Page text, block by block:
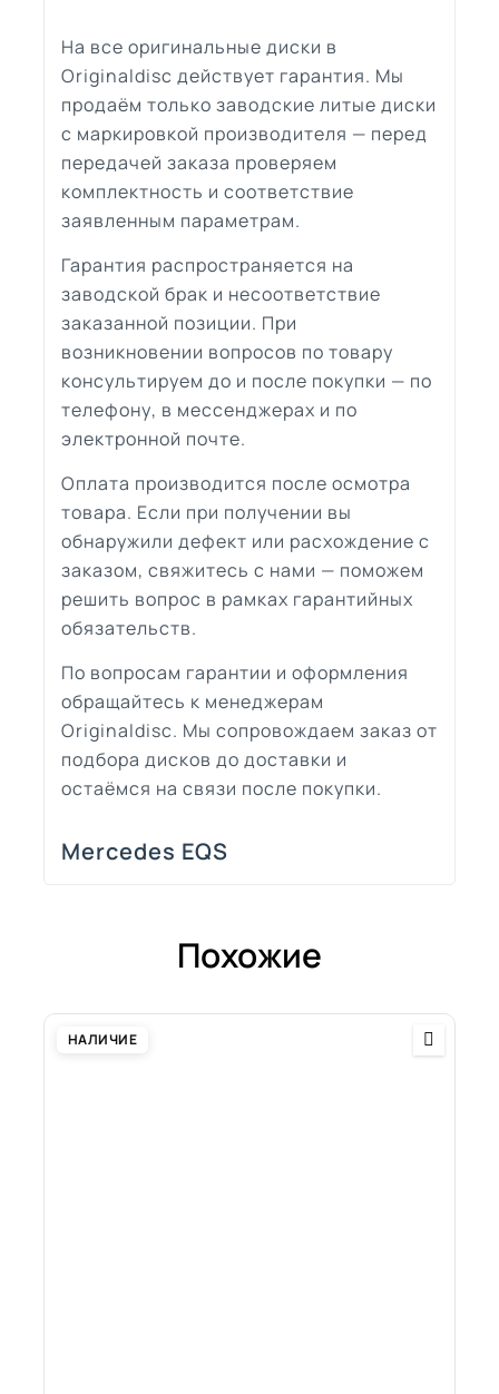
На все оригинальные диски в
Originaldisc действует гарантия. Мы
продаём только заводские литые диски
с маркировкой производителя — перед
передачей заказа проверяем
комплектность и соответствие
заявленным параметрам.
Гарантия распространяется на
заводской брак и несоответствие
заказанной позиции. При
возникновении вопросов по товару
консультируем до и после покупки — по
телефону, в мессенджерах и по
электронной почте.
Оплата производится после осмотра
товара. Если при получении вы
обнаружили дефект или расхождение с
заказом, свяжитесь с нами — поможем
решить вопрос в рамках гарантийных
обязательств.
По вопросам гарантии и оформления
обращайтесь к менеджерам
Originaldisc. Мы сопровождаем заказ от
подбора дисков до доставки и
остаёмся на связи после покупки.
Mercedes EQS
Похожие
НАЛИЧИЕ